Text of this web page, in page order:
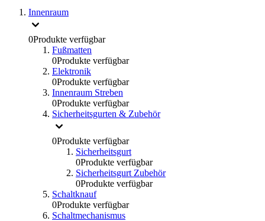
Innenraum
0Produkte verfügbar
Fußmatten
0Produkte verfügbar
Elektronik
0Produkte verfügbar
Innenraum Streben
0Produkte verfügbar
Sicherheitsgurten & Zubehör
0Produkte verfügbar
Sicherheitsgurt
0Produkte verfügbar
Sicherheitsgurt Zubehör
0Produkte verfügbar
Schaltknauf
0Produkte verfügbar
Schaltmechanismus